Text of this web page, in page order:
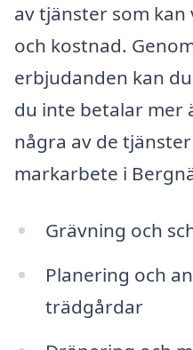
av tjänster som
och kostnad.
erbjudanden kan
du inte betalar mer
några av de
markarbete i
Grävning och
Planering och
trädgårdar